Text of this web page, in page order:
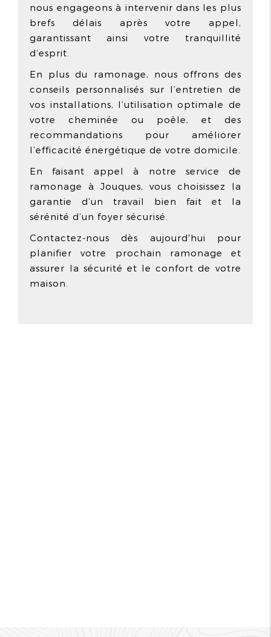
nous engageons à intervenir dans les plus
brefs délais après votre appel,
garantissant ainsi votre tranquillité
d’esprit.
En plus du ramonage, nous offrons des
conseils personnalisés sur l’entretien de
vos installations, l’utilisation optimale de
votre cheminée ou poêle, et des
recommandations pour améliorer
l’efficacité énergétique de votre domicile.
En faisant appel à notre service de
ramonage à Jouques, vous choisissez la
garantie d’un travail bien fait et la
sérénité d’un foyer sécurisé.
Contactez-nous dès aujourd'hui pour
planifier votre prochain ramonage et
assurer la sécurité et le confort de votre
maison.